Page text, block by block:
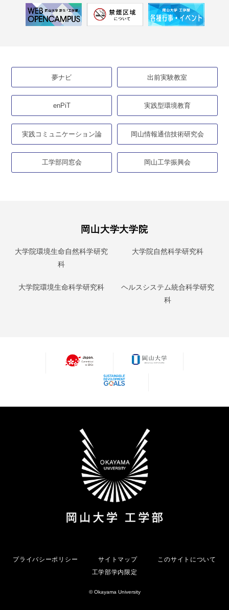
夢ナビ 出前実験教室
enPiT 実践型環境教育
実践コミュニケーション論 岡山情報通信技術研究会
工学部同窓会 岡山工学振興会
岡山大学大学院
大学院環境生命自然科学研究
科
大学院自然科学研究科
大学院環境生命科学研究科
ヘルスシステム統合科学研究
科
プライバシーポリシー サイトマップ
このサイトについて
工学部学内限定
© Okayama University